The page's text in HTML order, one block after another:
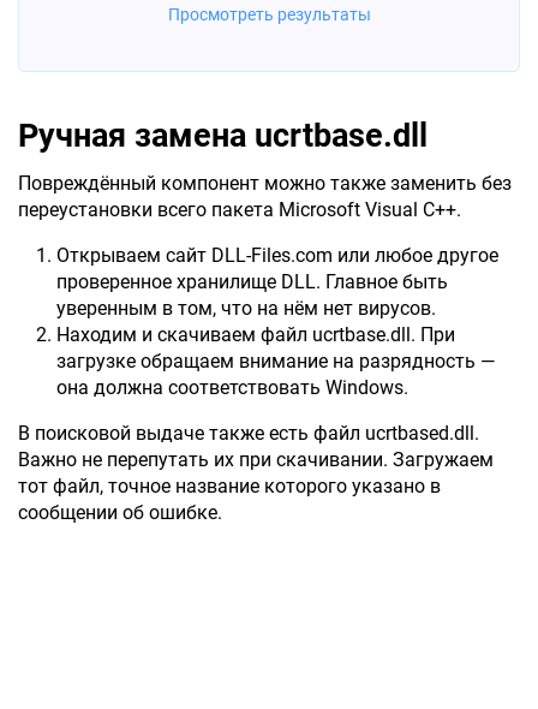
Просмотреть результаты
Ручная замена ucrtbase.dll
Повреждённый компонент можно также заменить без
переустановки всего пакета Microsoft Visual C++.
Открываем сайт DLL-Files.com или любое другое
проверенное хранилище DLL. Главное быть
уверенным в том, что на нём нет вирусов.
Находим и скачиваем файл ucrtbase.dll. При
загрузке обращаем внимание на разрядность —
она должна соответствовать Windows.
В поисковой выдаче также есть файл ucrtbased.dll.
Важно не перепутать их при скачивании. Загружаем
тот файл, точное название которого указано в
сообщении об ошибке.